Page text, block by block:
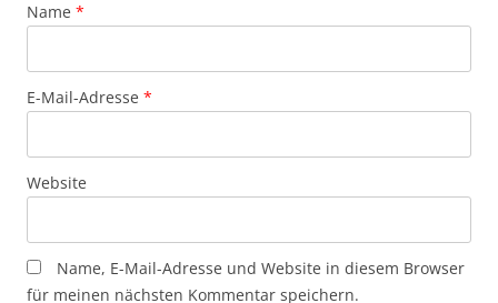
Name *
E-Mail-Adresse *
Website
Name, E-Mail-Adresse und Website in diesem Browser
für meinen nächsten Kommentar speichern.